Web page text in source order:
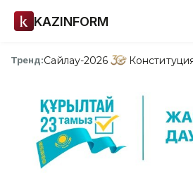
KAZINFORM
Тренд:Сайлау-2026